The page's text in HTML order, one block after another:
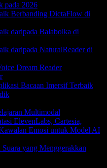
pada 2026
Berbanding DictaFlow di
daripada Balabolka di
daripada NaturalReader di
Dream Reader
Bacaan Imersif Terbaik
Multimodal
ElevenLabs, Cartesia,
Emosi untuk Model AI
yang Menggerakkan